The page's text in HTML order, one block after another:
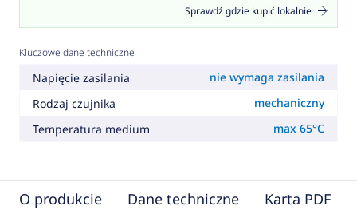
Sprawdź gdzie kupić lokalnie
Kluczowe dane techniczne
Napięcie zasilania
nie wymaga zasilania
Rodzaj czujnika
mechaniczny
Temperatura medium
max 65°C
O produkcie Dane techniczne Karta PDF